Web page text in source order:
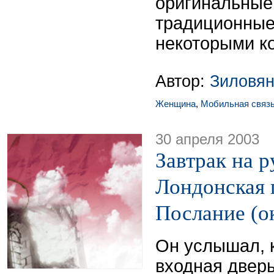
некоторыми
Автор:
Женщина, Мобильная
30 апреля 2003
Завтрак на
Лондонская
Послание
Он услышал,
входная